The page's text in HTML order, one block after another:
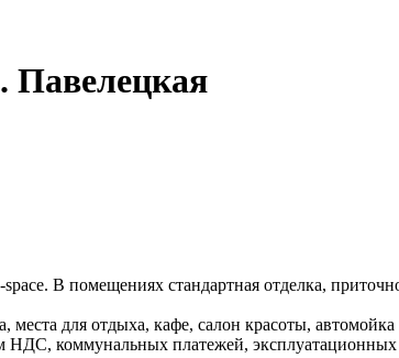
Павелецкая
В помещениях стандартная отделка,
места для отдыха, кафе, салон красоты,
НДС, коммунальных платежей,